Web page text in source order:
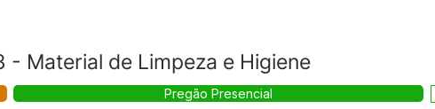
- Material de Limpeza e Higiene
Pregão Presencial